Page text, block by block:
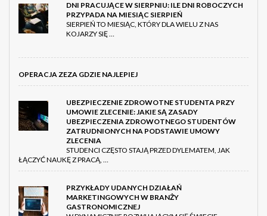
DNI PRACUJĄCE W SIERPNIU: ILE DNI ROBOCZYCH
PRZYPADA NA MIESIĄC SIERPIEŃ
SIERPIEŃ TO MIESIĄC, KTÓRY DLA WIELU Z NAS
KOJARZY SIĘ …
OPERACJA ZEZA GDZIE NAJLEPIEJ
UBEZPIECZENIE ZDROWOTNE STUDENTA PRZY
UMOWIE ZLECENIE: JAKIE SĄ ZASADY
UBEZPIECZENIA ZDROWOTNEGO STUDENTÓW
ZATRUDNIONYCH NA PODSTAWIE UMOWY
ZLECENIA
STUDENCI CZĘSTO STAJĄ PRZED DYLEMATEM, JAK
ŁĄCZYĆ NAUKĘ Z PRACĄ, …
PRZYKŁADY UDANYCH DZIAŁAŃ
MARKETINGOWYCH W BRANŻY
GASTRONOMICZNEJ